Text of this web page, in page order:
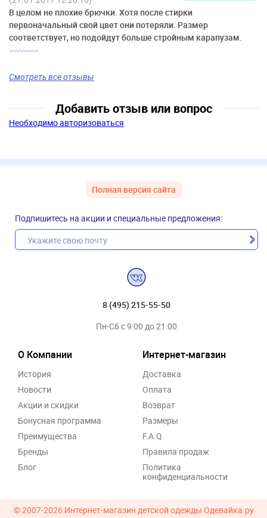
В целом не плохие брючки. Хотя после стирки
первоначальный свой цвет они потеряли. Размер
соответствует, но подойдут больше стройным карапузам.
Смотреть все отзывы
Добавить отзыв или вопрос
Необходимо авторизоваться
Полная версия сайта
Подпишитесь на акции и специальные предложения:
8 (495) 215-55-50
Пн-Сб с 9:00 до 21:00
О Компании
История
Новости
Акции и скидки
Бонусная программа
Преимущества
Бренды
Блог
Интернет-магазин
Доставка
Оплата
Возврат
Размеры
F.A.Q.
Правила продаж
Политика
конфиденциальности
© 2007-2026 Интернет-магазин детской одежды Одевайка.ру